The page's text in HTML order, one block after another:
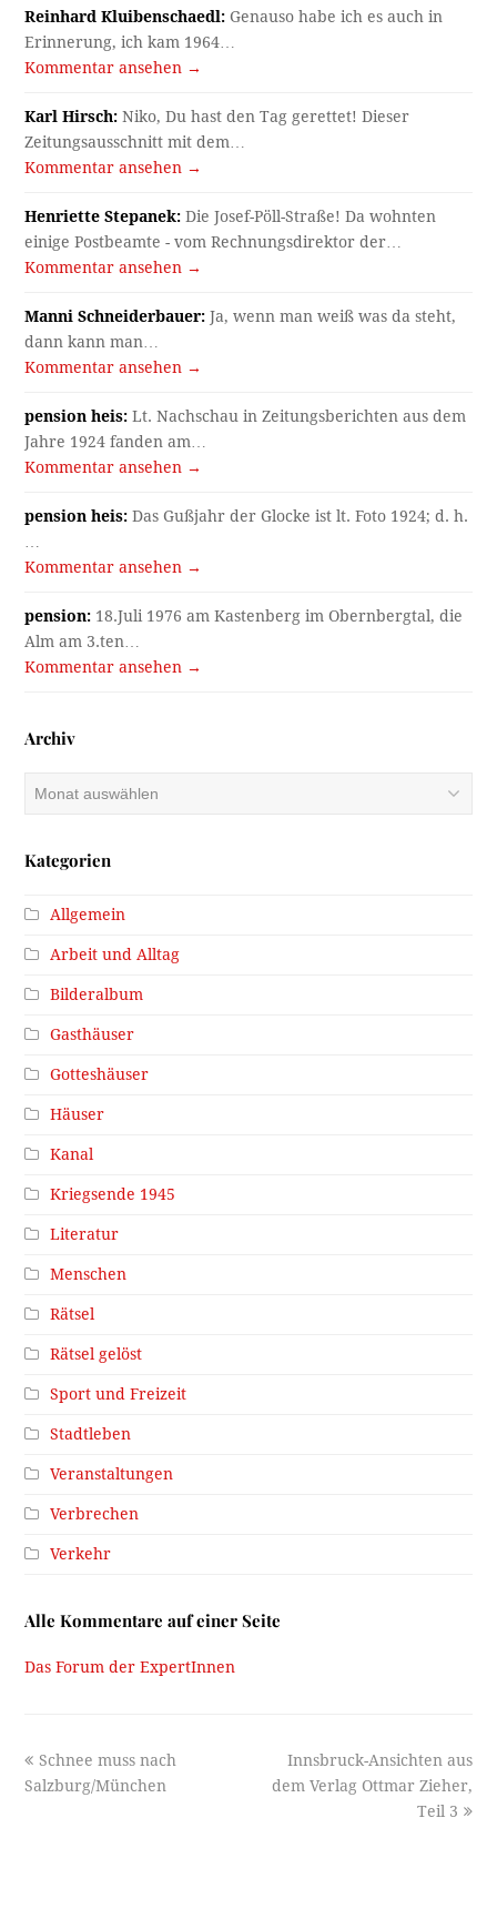
Reinhard Kluibenschaedl: Genauso habe ich es auch in
Erinnerung, ich kam 1964…
Kommentar ansehen →
Karl Hirsch: Niko, Du hast den Tag gerettet! Dieser
Zeitungsausschnitt mit dem…
Kommentar ansehen →
Henriette Stepanek: Die Josef-Pöll-Straße! Da wohnten
einige Postbeamte - vom Rechnungsdirektor der…
Kommentar ansehen →
Manni Schneiderbauer: Ja, wenn man weiß was da steht,
dann kann man…
Kommentar ansehen →
pension heis: Lt. Nachschau in Zeitungsberichten aus dem
Jahre 1924 fanden am…
Kommentar ansehen →
pension heis: Das Gußjahr der Glocke ist lt. Foto 1924; d. h.
…
Kommentar ansehen →
pension: 18.Juli 1976 am Kastenberg im Obernbergtal, die
Alm am 3.ten…
Kommentar ansehen →
Archiv
Archiv
Kategorien
Allgemein
Arbeit und Alltag
Bilderalbum
Gasthäuser
Gotteshäuser
Häuser
Kanal
Kriegsende 1945
Literatur
Menschen
Rätsel
Rätsel gelöst
Sport und Freizeit
Stadtleben
Veranstaltungen
Verbrechen
Verkehr
Alle Kommentare auf einer Seite
Das Forum der ExpertInnen
previous
post:
Schnee muss nach
Salzburg/München
next
post:
Innsbruck-Ansichten aus
dem Verlag Ottmar Zieher,
Teil 3